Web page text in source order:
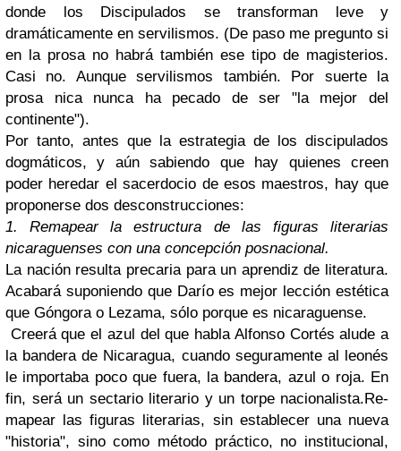
donde los Discipulados se transforman leve y
dramáticamente en servilismos. (De paso me pregunto si
en la prosa no habrá también ese tipo de magisterios.
Casi no. Aunque servilismos también. Por suerte la
prosa nica nunca ha pecado de ser "la mejor del
continente").
Por tanto, antes que la estrategia de los discipulados
dogmáticos, y aún sabiendo que hay quienes creen
poder heredar el sacerdocio de esos maestros, hay que
proponerse dos desconstrucciones:
1. Remapear la estructura de las figuras literarias
nicaraguenses con una concepción posnacional.
La nación resulta precaria para un aprendiz de literatura.
Acabará suponiendo que Darío es mejor lección estética
que Góngora o Lezama, sólo porque es nicaraguense.
Creerá que el azul del que habla Alfonso Cortés alude a
la bandera de Nicaragua, cuando seguramente al leonés
le importaba poco que fuera, la bandera, azul o roja. En
fin, será un sectario literario y un torpe nacionalista.Re-
mapear las figuras literarias, sin establecer una nueva
"historia", sino como método práctico, no institucional,